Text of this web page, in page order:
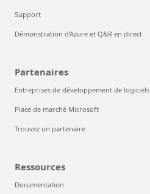
Support
Démonstration d’Azure et Q&R en direct
Partenaires
Entreprises de développement de logiciels
Place de marché Microsoft
Trouvez un partenaire
Ressources
Documentation